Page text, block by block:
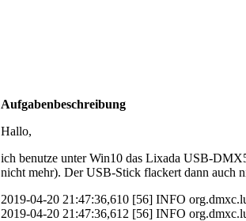
Aufgabenbeschreibung
Hallo,
ich benutze unter Win10 das Lixada USB-
nicht mehr). Der USB-Stick flackert dann auch
2019-04-20 21:47:36,610 [56] INFO
2019-04-20 21:47:36,612 [56] INFO